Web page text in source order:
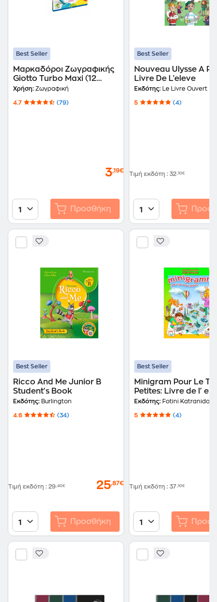
Best Seller
Μαρκαδόροι Ζωγραφικής
Giotto Turbo Maxi (12
Τεμάχια)
Χρήση: Ζωγραφική
4.7 (79)
3,19€
1 Προσθήκη
Best Seller
Nouveau Ulysse A
Livre De L'eleve
Εκδότης: Le Livre Ouvert
5 (4)
Τιμή εκδότη : 32,10€
1
Best Seller
Ricco And Me Junior B
Student's Book
Εκδότης: Burlington
4.6 (34)
Τιμή εκδότη : 29,40€ 25,87€
1 Προσθήκη
Best Seller
Minigram Pour Le
Petites: Livre de l'
Εκδότης: Fotini Katranidou
5 (4)
Τιμή εκδότη : 37,10€
1